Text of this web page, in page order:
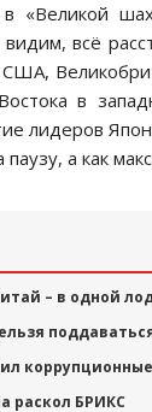
в «Великой
всё
в
лидеров
паузу, а как
– в одной
раскол БРИКС